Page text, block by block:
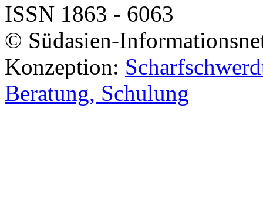
ISSN 1863 - 6063
© Südasien-
Konzeption:
Beratung, Schulung